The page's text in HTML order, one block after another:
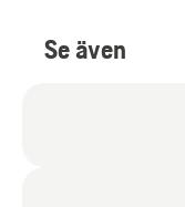
Se även